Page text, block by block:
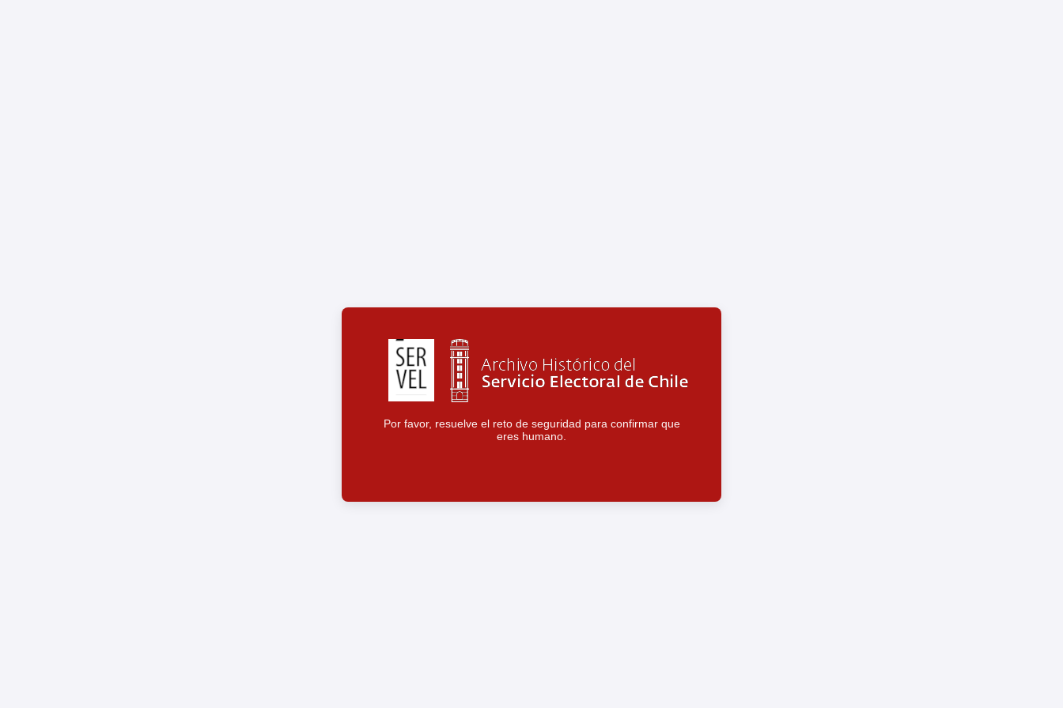
Por favor, resuelve el reto de seguridad para confirmar que
eres humano.